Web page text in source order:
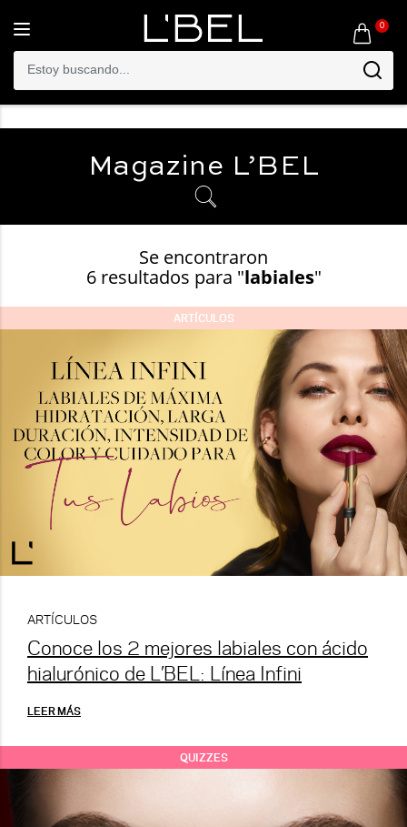
0
Magazine L’BEL
Se encontraron
6 resultados para "labiales"
ARTÍCULOS
ARTÍCULOS
Conoce los 2 mejores labiales con ácido
hialurónico de L’BEL: Línea Infini
LEER MÁS
QUIZZES